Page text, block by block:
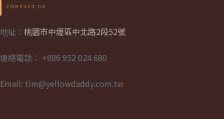
地址： 桃園市中壢區中北路2段52號
連絡電話： +886 952 024 680
Email: tim@yellowdaddy.com.tw